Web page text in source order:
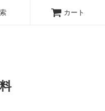
カート